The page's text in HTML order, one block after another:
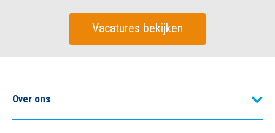
Vacatures bekijken
Over ons